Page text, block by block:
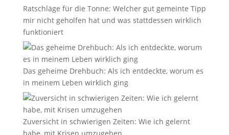
Ratschläge für die Tonne: Welcher gut gemeinte Tipp
mir nicht geholfen hat und was stattdessen wirklich
funktioniert
Das geheime Drehbuch: Als ich entdeckte, worum es
in meinem Leben wirklich ging
Zuversicht in schwierigen Zeiten: Wie ich gelernt